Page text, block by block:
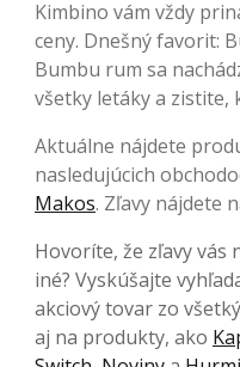
Kimbino vám vždy
ceny. Dnešný favorit:
Bumbu rum sa
všetky letáky a zistite,
Aktuálne nájdete
nasledujúcich
Makos. Zľavy nájdete
Hovoríte, že zľavy vás
iné? Vyskúšajte
akciový tovar zo
aj na produkty, ako